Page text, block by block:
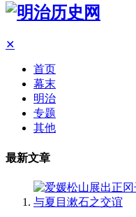
✕
首页
幕末
明治
专题
其他
最新文章